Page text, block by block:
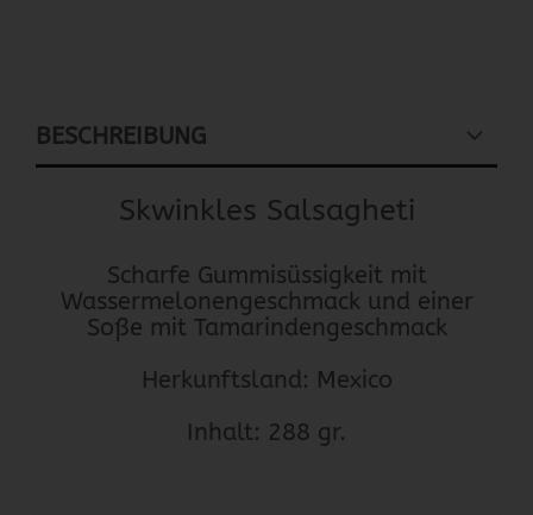
BESCHREIBUNG
Skwinkles Salsagheti
Scharfe Gummisüssigkeit mit
Wassermelonengeschmack und einer
Soße mit Tamarindengeschmack
Herkunftsland: Mexico
Inhalt: 288 gr.